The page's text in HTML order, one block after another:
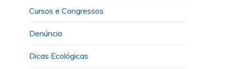
Cursos e Congressos
Denúncia
Dicas Ecológicas